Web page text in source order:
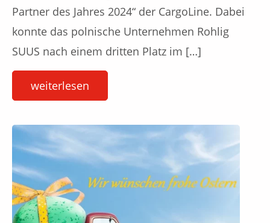
Partner des Jahres 2024“ der CargoLine. Dabei
konnte das polnische Unternehmen Rohlig
SUUS nach einem dritten Platz im […]
weiterlesen